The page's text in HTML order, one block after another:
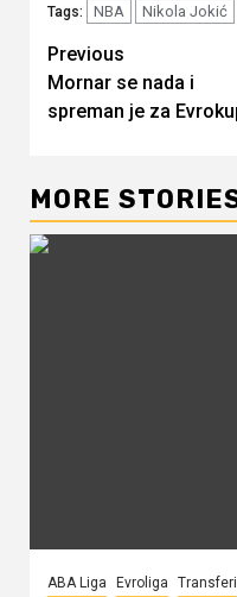
Tags: NBA Nikola Jokić
Continue
Reading
Previous
Mornar se nada i
spreman je za
MORE
ABA Liga Evroliga Transferi